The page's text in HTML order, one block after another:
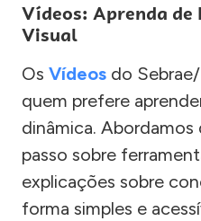
Vídeos: Aprenda de
Visual
Os Vídeos do
quem prefere
dinâmica.
passo sobre
explicações sobre
forma simples e